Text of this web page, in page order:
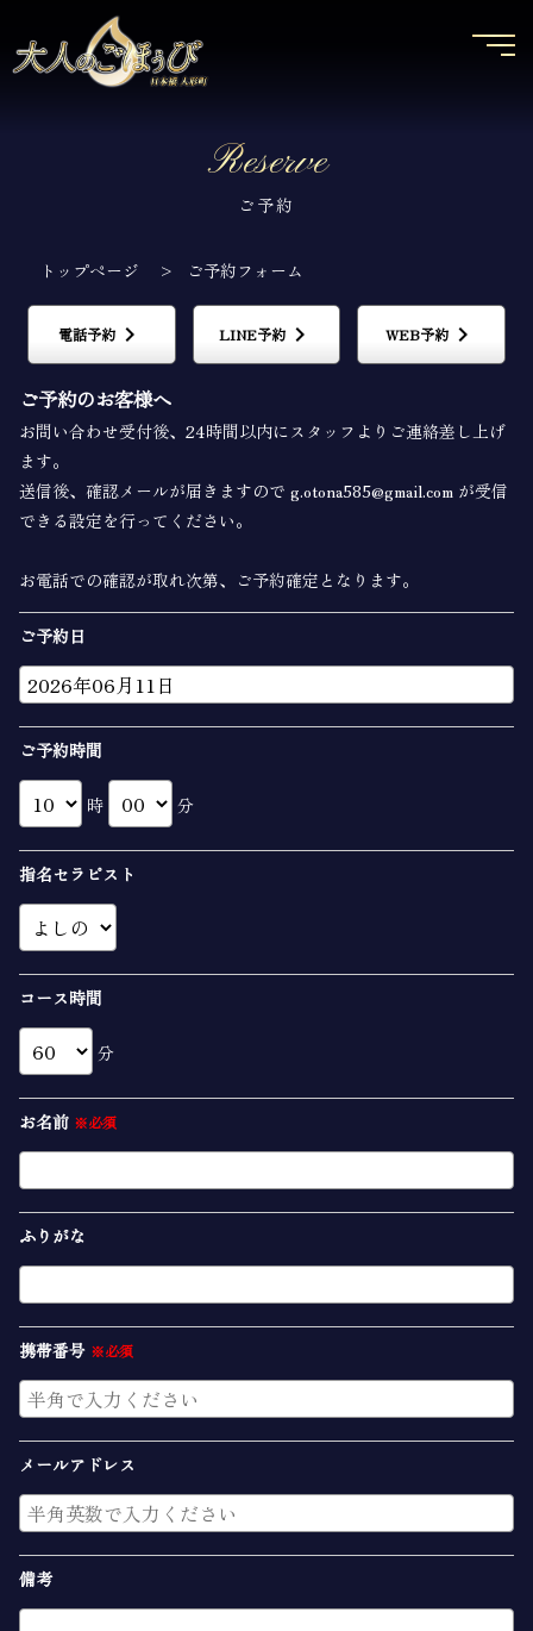
ご予約
Reserve
トップページ > ご予約フォーム
電話予約 keyboard_arrow_right LINE予約keyboard_arrow_right WEB予約 keyboard_arrow_right
ご予約のお客様へ
お問い合わせ受付後、24時間以内にスタッフよりご連絡差し上げ
ます。
送信後、確認メールが届きますので g.otona585@gmail.com が受信
できる設定を行ってください。
お電話での確認が取れ次第、ご予約確定となります。
ご予約日
ご予約時間
時 分
指名セラピスト
コース時間
分
お名前 ※必須
ふりがな
携帯番号 ※必須
メールアドレス
備考